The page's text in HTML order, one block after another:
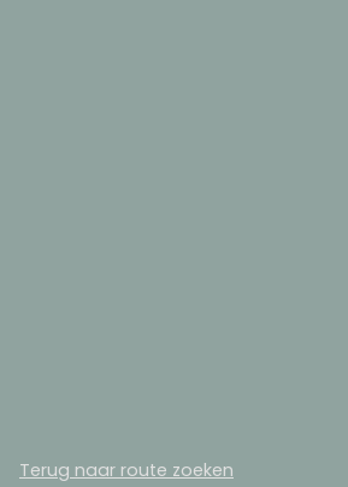
Terug naar route zoeken